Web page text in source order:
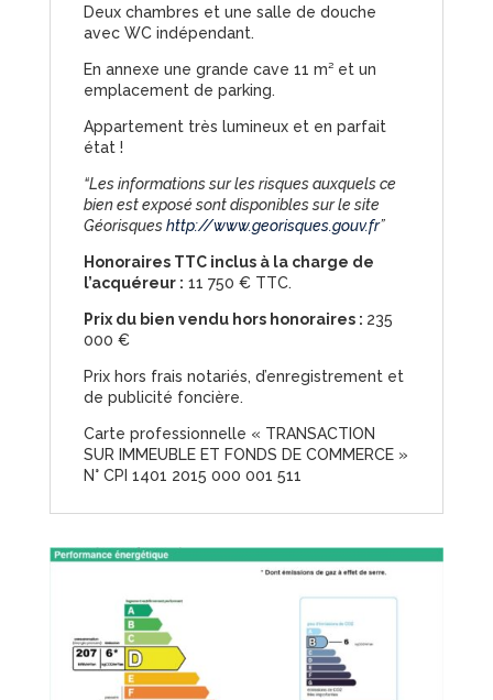
Deux chambres et une salle de douche
avec WC indépendant.
En annexe une grande cave 11 m² et un
emplacement de parking.
Appartement très lumineux et en parfait
état !
“Les informations sur les risques auxquels ce
bien est exposé sont disponibles sur le site
Géorisques http://www.georisques.gouv.fr”
Honoraires TTC inclus à la charge de
l’acquéreur : 11 750 € TTC.
Prix du bien vendu hors honoraires : 235
000 €
Prix hors frais notariés, d’enregistrement et
de publicité foncière.
Carte professionnelle « TRANSACTION
SUR IMMEUBLE ET FONDS DE COMMERCE »
N° CPI 1401 2015 000 001 511